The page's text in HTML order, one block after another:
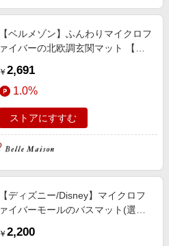
【ベルメゾン】ふんわりマイクロフ
ァイバーの北欧調玄関マット 【選
￥ 2,691
1.0%
ストアにすすむ
【ディズニー/Disney】マイクロフ
ァイバーモールのバスマット(選べ
￥ 2,200